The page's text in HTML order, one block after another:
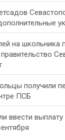
на школьника
получили
ПСБ
ввести